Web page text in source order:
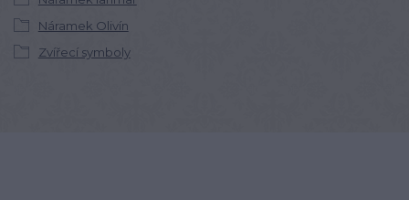
Náramek Olivín
Zvířecí symboly